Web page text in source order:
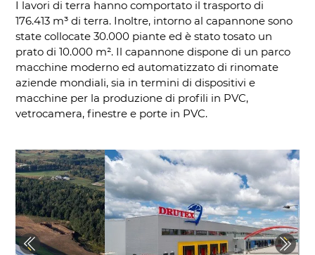
I lavori di terra hanno comportato il trasporto di
176.413 m³ di terra. Inoltre, intorno al capannone sono
state collocate 30.000 piante ed è stato tosato un
prato di 10.000 m². Il capannone dispone di un parco
macchine moderno ed automatizzato di rinomate
aziende mondiali, sia in termini di dispositivi e
macchine per la produzione di profili in PVC,
vetrocamera, finestre e porte in PVC.
Previous Next